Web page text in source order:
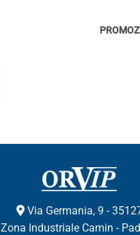
Via Germania, 9 -
Zona Industriale Camin -